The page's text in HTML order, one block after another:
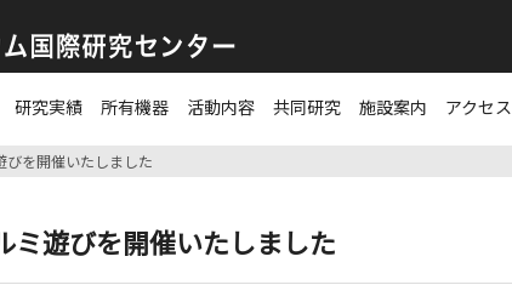
研究実績 所有機器 活動内容 共同研究 施設案内 アクセス
びを開催いたしました
ミ遊びを開催いたしました